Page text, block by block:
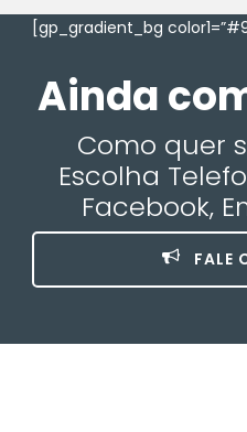
[gp_gradient_bg
Ainda
Como quer
Escolha
Facebook,
FALE